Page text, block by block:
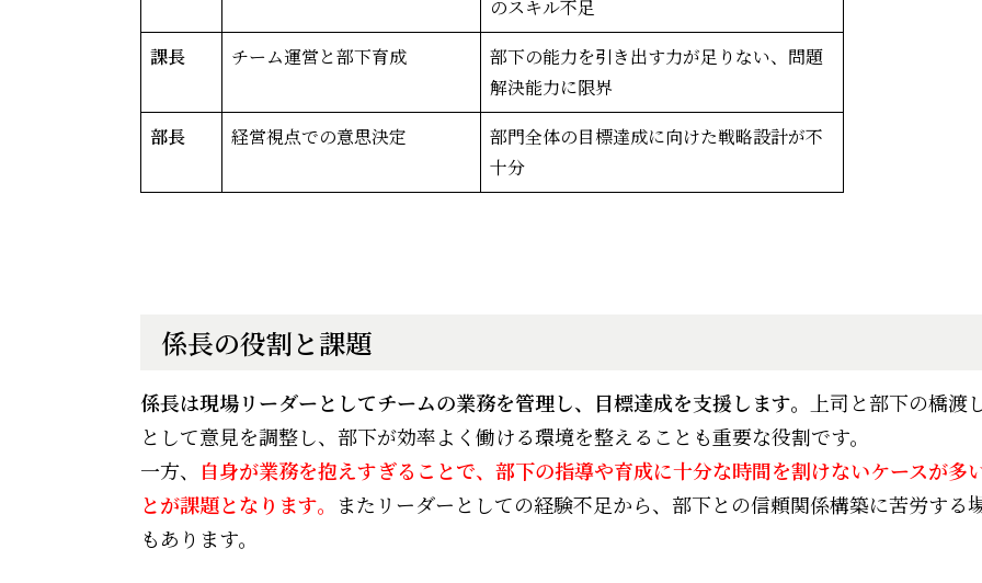
のスキル不足
課長
チーム運営と部下育成
部下の能力を引き出す力が足りない、問題
解決能力に限界
部長
経営視点での意思決定
部門全体の目標達成に向けた戦略設計が不
十分
係長の役割と課題
係長は現場リーダーとしてチームの業務を管理し、目標達成を支援します。
上司と部下の橋渡
として意見を調整し、部下が効率よく働ける環境を整えることも重要な役割です。
一方、
自身が業務を抱えすぎることで、部下の指導や育成に十分な時間を割けないケースが多
とが課題となります。 またリーダーとしての経験不足から、部下との信頼関係構築に苦労する
もあります。